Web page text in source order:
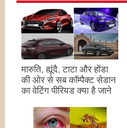
मारुति, ह्यूंदै, टाटा और होंडा
की ओर से सब कॉम्पैक्ट सेडान
का वेटिंग पीरियड क्या है जाने